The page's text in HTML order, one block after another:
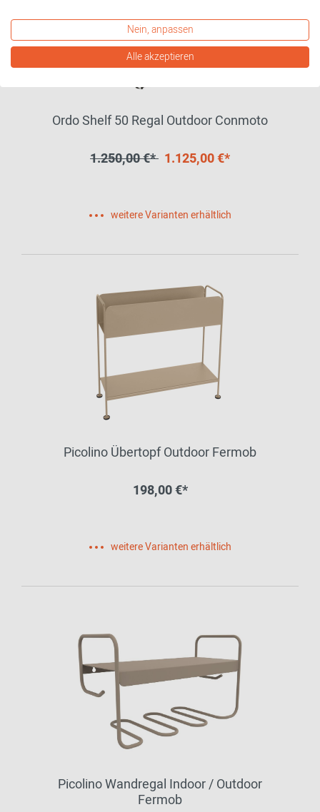
Ordo Shelf 50 Regal Outdoor Conmoto
1.250,00 €* 1.125,00 €*
weitere Varianten erhältlich
Picolino Übertopf Outdoor Fermob
198,00 €*
weitere Varianten erhältlich
Picolino Wandregal Indoor / Outdoor
Fermob
Nein, anpassen
Alle akzeptieren